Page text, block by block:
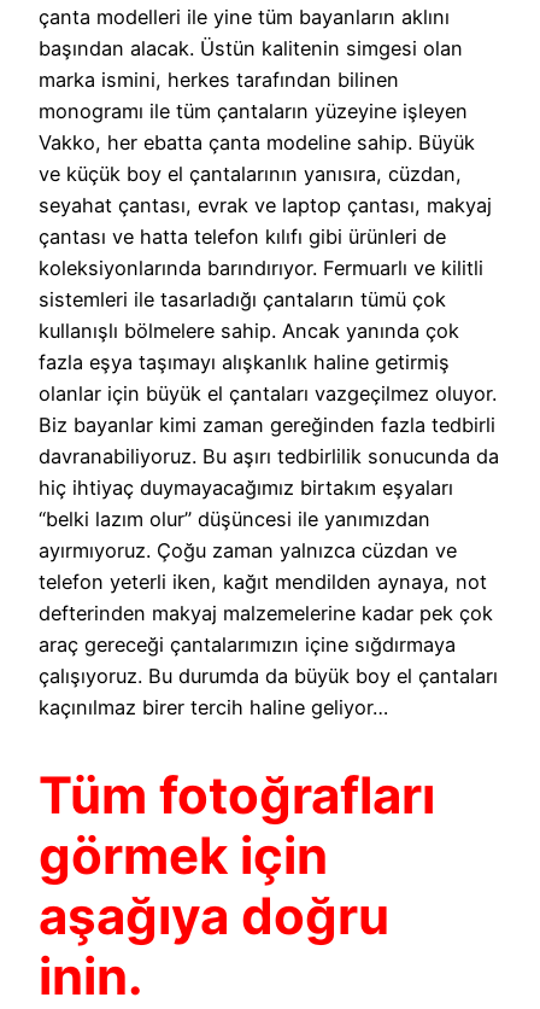
çanta modelleri ile yine tüm bayanların aklını
başından alacak. Üstün kalitenin simgesi olan
marka ismini, herkes tarafından bilinen
monogramı ile tüm çantaların yüzeyine işleyen
Vakko, her ebatta çanta modeline sahip. Büyük
ve küçük boy el çantalarının yanısıra, cüzdan,
seyahat çantası, evrak ve laptop çantası, makyaj
çantası ve hatta telefon kılıfı gibi ürünleri de
koleksiyonlarında barındırıyor. Fermuarlı ve kilitli
sistemleri ile tasarladığı çantaların tümü çok
kullanışlı bölmelere sahip. Ancak yanında çok
fazla eşya taşımayı alışkanlık haline getirmiş
olanlar için büyük el çantaları vazgeçilmez oluyor.
Biz bayanlar kimi zaman gereğinden fazla tedbirli
davranabiliyoruz. Bu aşırı tedbirlilik sonucunda da
hiç ihtiyaç duymayacağımız birtakım eşyaları
“belki lazım olur” düşüncesi ile yanımızdan
ayırmıyoruz. Çoğu zaman yalnızca cüzdan ve
telefon yeterli iken, kağıt mendilden aynaya, not
defterinden makyaj malzemelerine kadar pek çok
araç gereceği çantalarımızın içine sığdırmaya
çalışıyoruz. Bu durumda da büyük boy el çantaları
kaçınılmaz birer tercih haline geliyor…
Tüm fotoğrafları
görmek için
aşağıya doğru
inin.